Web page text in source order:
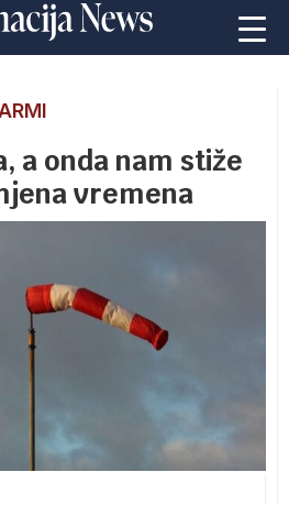
a onda nam stiže
vremena